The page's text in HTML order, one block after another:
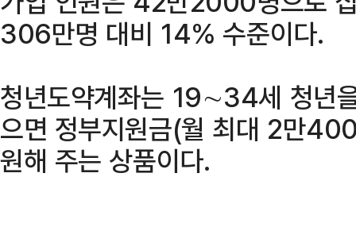
306만명 대비 14% 수준이다.
청년도약계좌는 19∼34세 청년
으면 정부지원금(월 최대 2만
원해 주는 상품이다.